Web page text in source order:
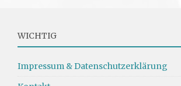
WICHTIG
Impressum & Datenschutzerklärung